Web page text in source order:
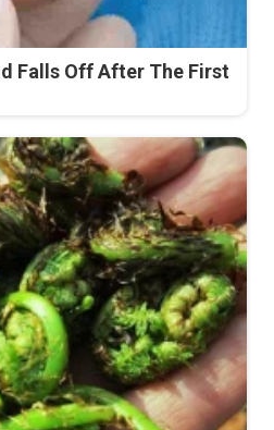
Falls Off After The First